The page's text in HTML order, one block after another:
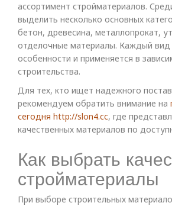
ассортимент стройматериалов.
выделить несколько основных
бетон, древесина, металлопрокат,
отделочные материалы. Каждый вид
особенности и применяется в
строительства.
Для тех, кто ищет надежного
рекомендуем обратить внимание на
сегодня http://slon4.cc, где
качественных материалов по
Как выбрать
стройматериалы
При выборе строительных